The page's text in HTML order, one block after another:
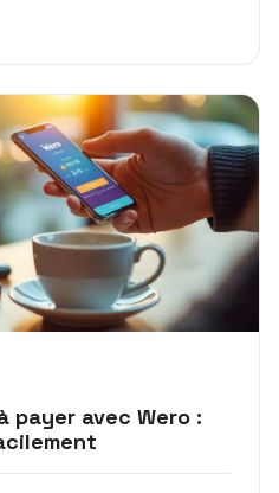
payer avec Wero :